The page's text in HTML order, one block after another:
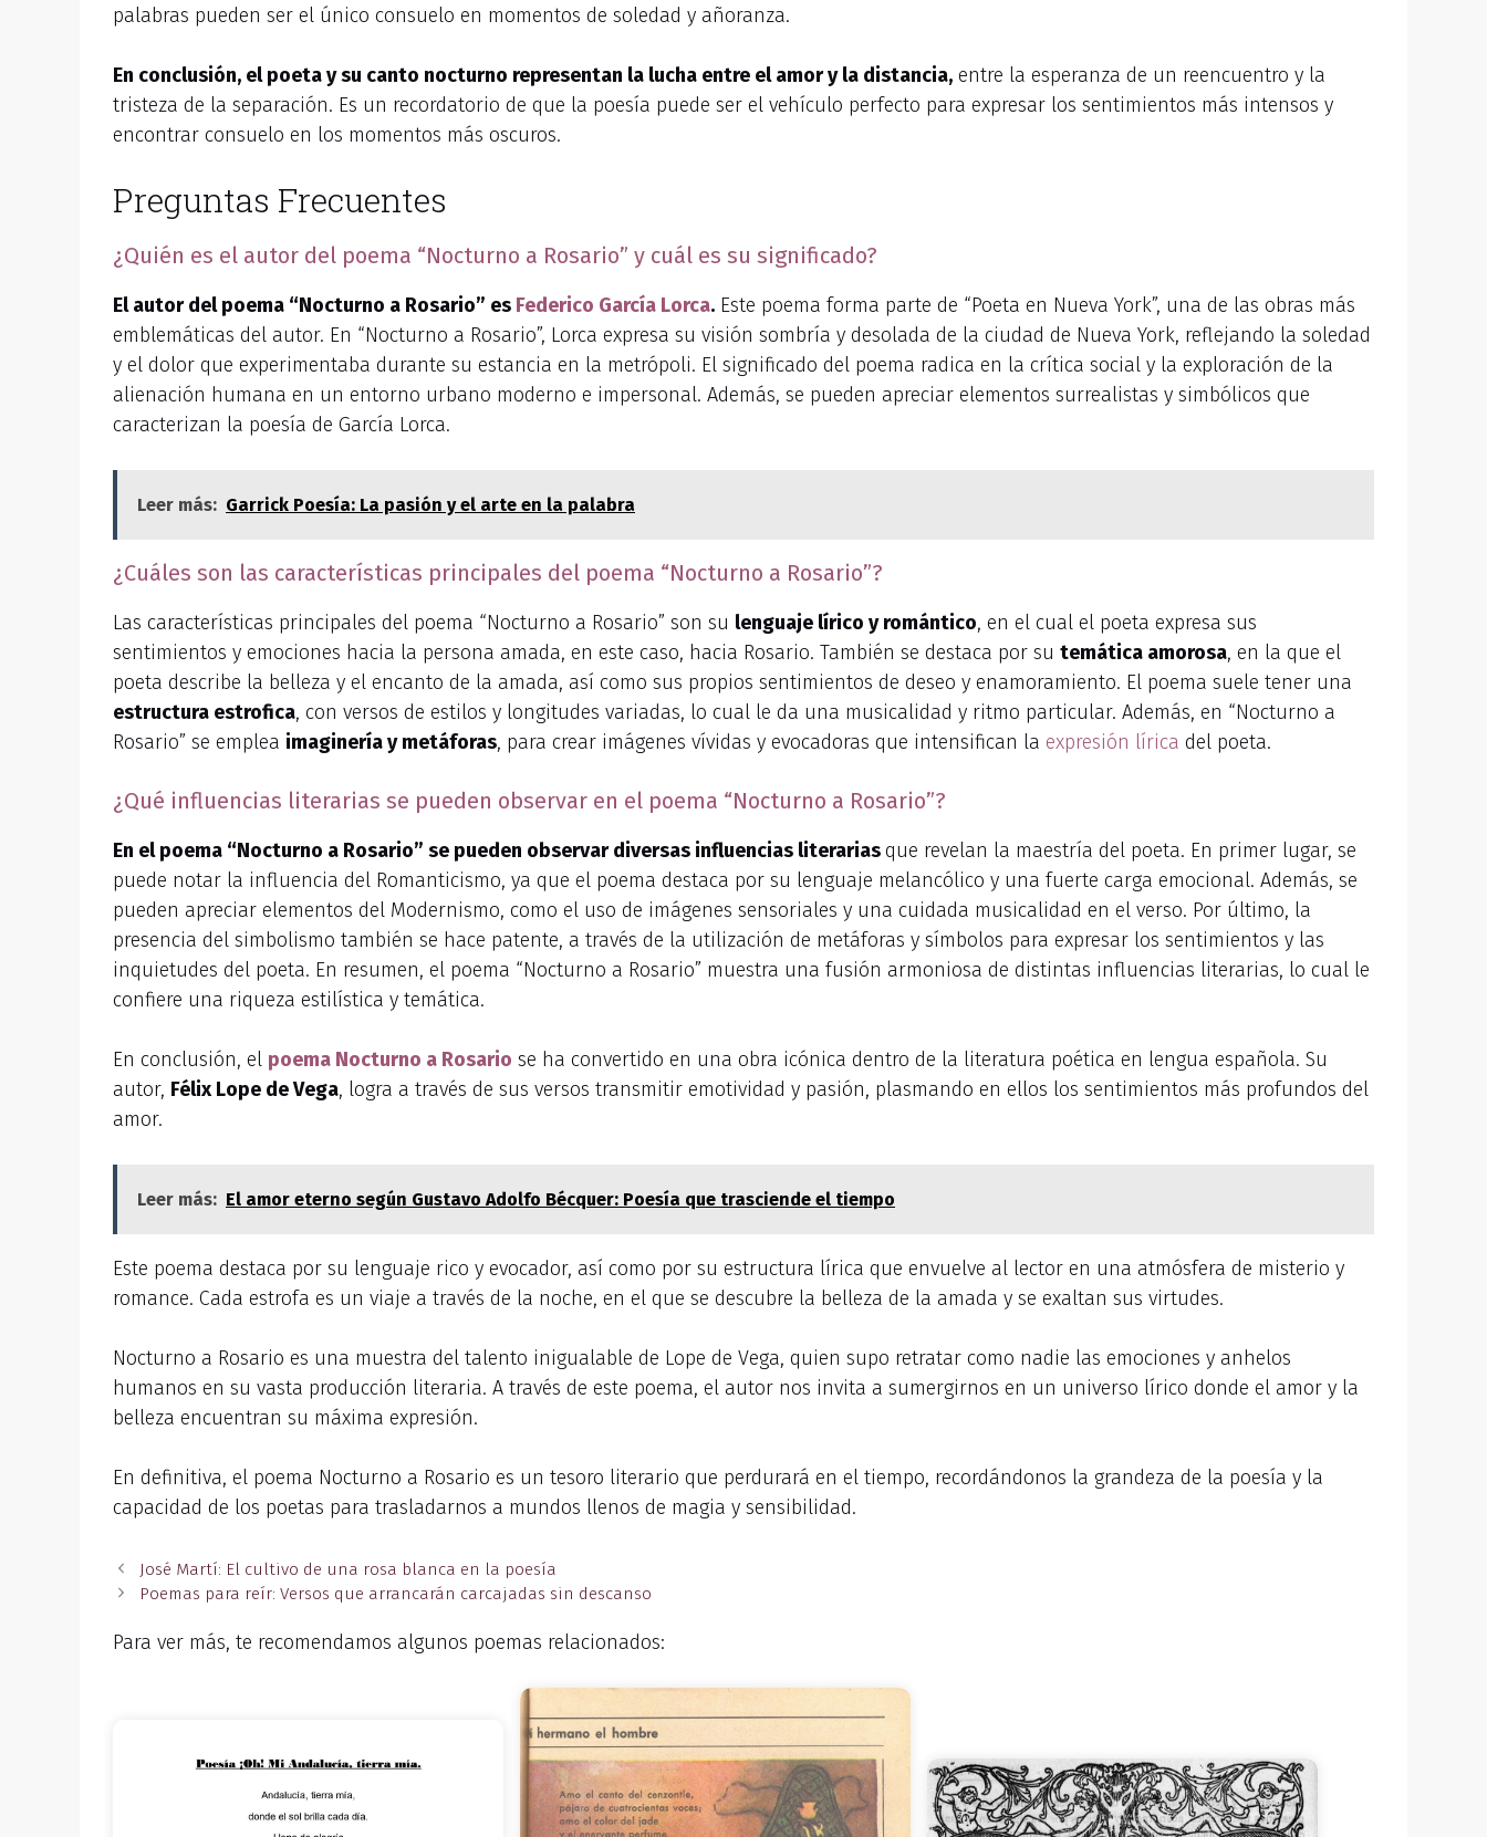
palabras pueden ser el único consuelo en momentos de soledad y añoranza.
En conclusión, el poeta y su canto nocturno representan la lucha entre el amor y la distancia, entre la esperanza de un reencuentro y la
tristeza de la separación. Es un recordatorio de que la poesía puede ser el vehículo perfecto para expresar los sentimientos más intensos y
encontrar consuelo en los momentos más oscuros.
Preguntas Frecuentes
¿Quién es el autor del poema “Nocturno a Rosario” y cuál es su significado?
El autor del poema “Nocturno a Rosario” es Federico García Lorca. Este poema forma parte de “Poeta en Nueva York”, una de las obras más
emblemáticas del autor. En “Nocturno a Rosario”, Lorca expresa su visión sombría y desolada de la ciudad de Nueva York, reflejando la soledad
y el dolor que experimentaba durante su estancia en la metrópoli. El significado del poema radica en la crítica social y la exploración de la
alienación humana en un entorno urbano moderno e impersonal. Además, se pueden apreciar elementos surrealistas y simbólicos que
caracterizan la poesía de García Lorca.
Leer más: Garrick Poesía: La pasión y el arte en la palabra
¿Cuáles son las características principales del poema “Nocturno a Rosario”?
Las características principales del poema “Nocturno a Rosario” son su lenguaje lírico y romántico, en el cual el poeta expresa sus
sentimientos y emociones hacia la persona amada, en este caso, hacia Rosario. También se destaca por su temática amorosa, en la que el
poeta describe la belleza y el encanto de la amada, así como sus propios sentimientos de deseo y enamoramiento. El poema suele tener una
estructura estrofica, con versos de estilos y longitudes variadas, lo cual le da una musicalidad y ritmo particular. Además, en “Nocturno a
Rosario” se emplea imaginería y metáforas, para crear imágenes vívidas y evocadoras que intensifican la expresión lírica del poeta.
¿Qué influencias literarias se pueden observar en el poema “Nocturno a Rosario”?
En el poema “Nocturno a Rosario” se pueden observar diversas influencias literariasque revelan la maestría del poeta. En primer lugar, se
puede notar la influencia del Romanticismo, ya que el poema destaca por su lenguaje melancólico y una fuerte carga emocional. Además, se
pueden apreciar elementos del Modernismo, como el uso de imágenes sensoriales y una cuidada musicalidad en el verso. Por último, la
presencia del simbolismo también se hace patente, a través de la utilización de metáforas y símbolos para expresar los sentimientos y las
inquietudes del poeta. En resumen, el poema “Nocturno a Rosario” muestra una fusión armoniosa de distintas influencias literarias, lo cual le
confiere una riqueza estilística y temática.
En conclusión, el poema Nocturno a Rosario se ha convertido en una obra icónica dentro de la literatura poética en lengua española. Su
autor, Félix Lope de Vega, logra a través de sus versos transmitir emotividad y pasión, plasmando en ellos los sentimientos más profundos del
amor.
Leer más: El amor eterno según Gustavo Adolfo Bécquer: Poesía que trasciende el tiempo
Este poema destaca por su lenguaje rico y evocador, así como por su estructura lírica que envuelve al lector en una atmósfera de misterio y
romance. Cada estrofa es un viaje a través de la noche, en el que se descubre la belleza de la amada y se exaltan sus virtudes.
Nocturno a Rosario es una muestra del talento inigualable de Lope de Vega, quien supo retratar como nadie las emociones y anhelos
humanos en su vasta producción literaria. A través de este poema, el autor nos invita a sumergirnos en un universo lírico donde el amor y la
belleza encuentran su máxima expresión.
En definitiva, el poema Nocturno a Rosario es un tesoro literario que perdurará en el tiempo, recordándonos la grandeza de la poesía y la
capacidad de los poetas para trasladarnos a mundos llenos de magia y sensibilidad.
José Martí: El cultivo de una rosa blanca en la poesía
Poemas para reír: Versos que arrancarán carcajadas sin descanso
Para ver más, te recomendamos algunos poemas relacionados: